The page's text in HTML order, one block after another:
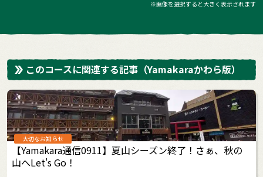
※画像を選択すると大きく表示されます
このコースに関連する記事 （Yamakaraかわら版）
大切なお知らせ
【Yamakara通信0911】夏山シーズン終了！さぁ、秋の
山へLet's Go！